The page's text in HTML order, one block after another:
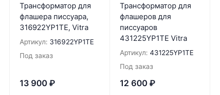
Трансформатор для
флашера писсуара,
316922YP1TE, Vitra
Артикул: 316922YP1TE
Под заказ
13 900 ₽
Трансформатор для
флашеров для
писсуаров
431225YP1TE Vitra
Артикул: 431225YP1TE
Под заказ
12 600 ₽